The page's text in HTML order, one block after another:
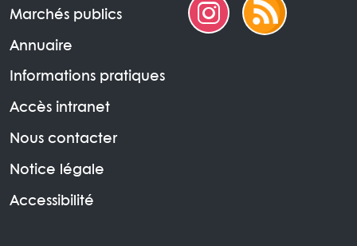
Marchés publics
Annuaire
Informations pratiques
Accès intranet
Nous contacter
Notice légale
Accessibilité